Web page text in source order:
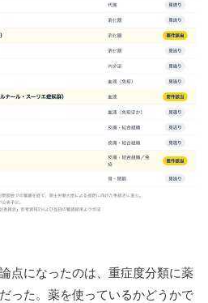
点になったのは、重症度分類に薬
った。薬を使っているかどうかで